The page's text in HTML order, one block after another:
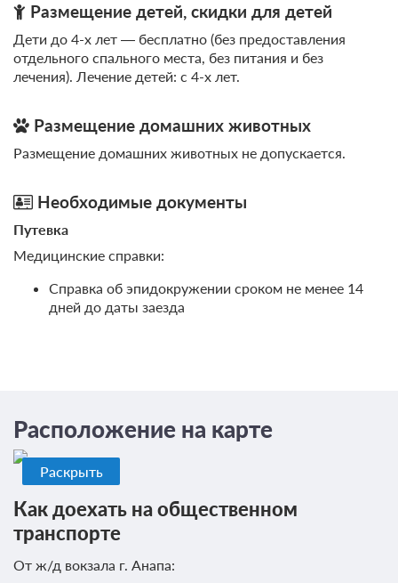
Размещение детей, скидки для детей
Дети до 4-х лет — бесплатно (без предоставления
отдельного спального места, без питания и без
лечения). Лечение детей: c 4-х лет.
Размещение домашних животных
Размещение домашних животных не допускается.
Необходимые документы
Путевка
Медицинские справки:
Справка об эпидокружении сроком не менее 14
дней до даты заезда
Расположение на карте
Раскрыть
Как доехать на общественном
транспорте
От ж/д вокзала г. Анапа: